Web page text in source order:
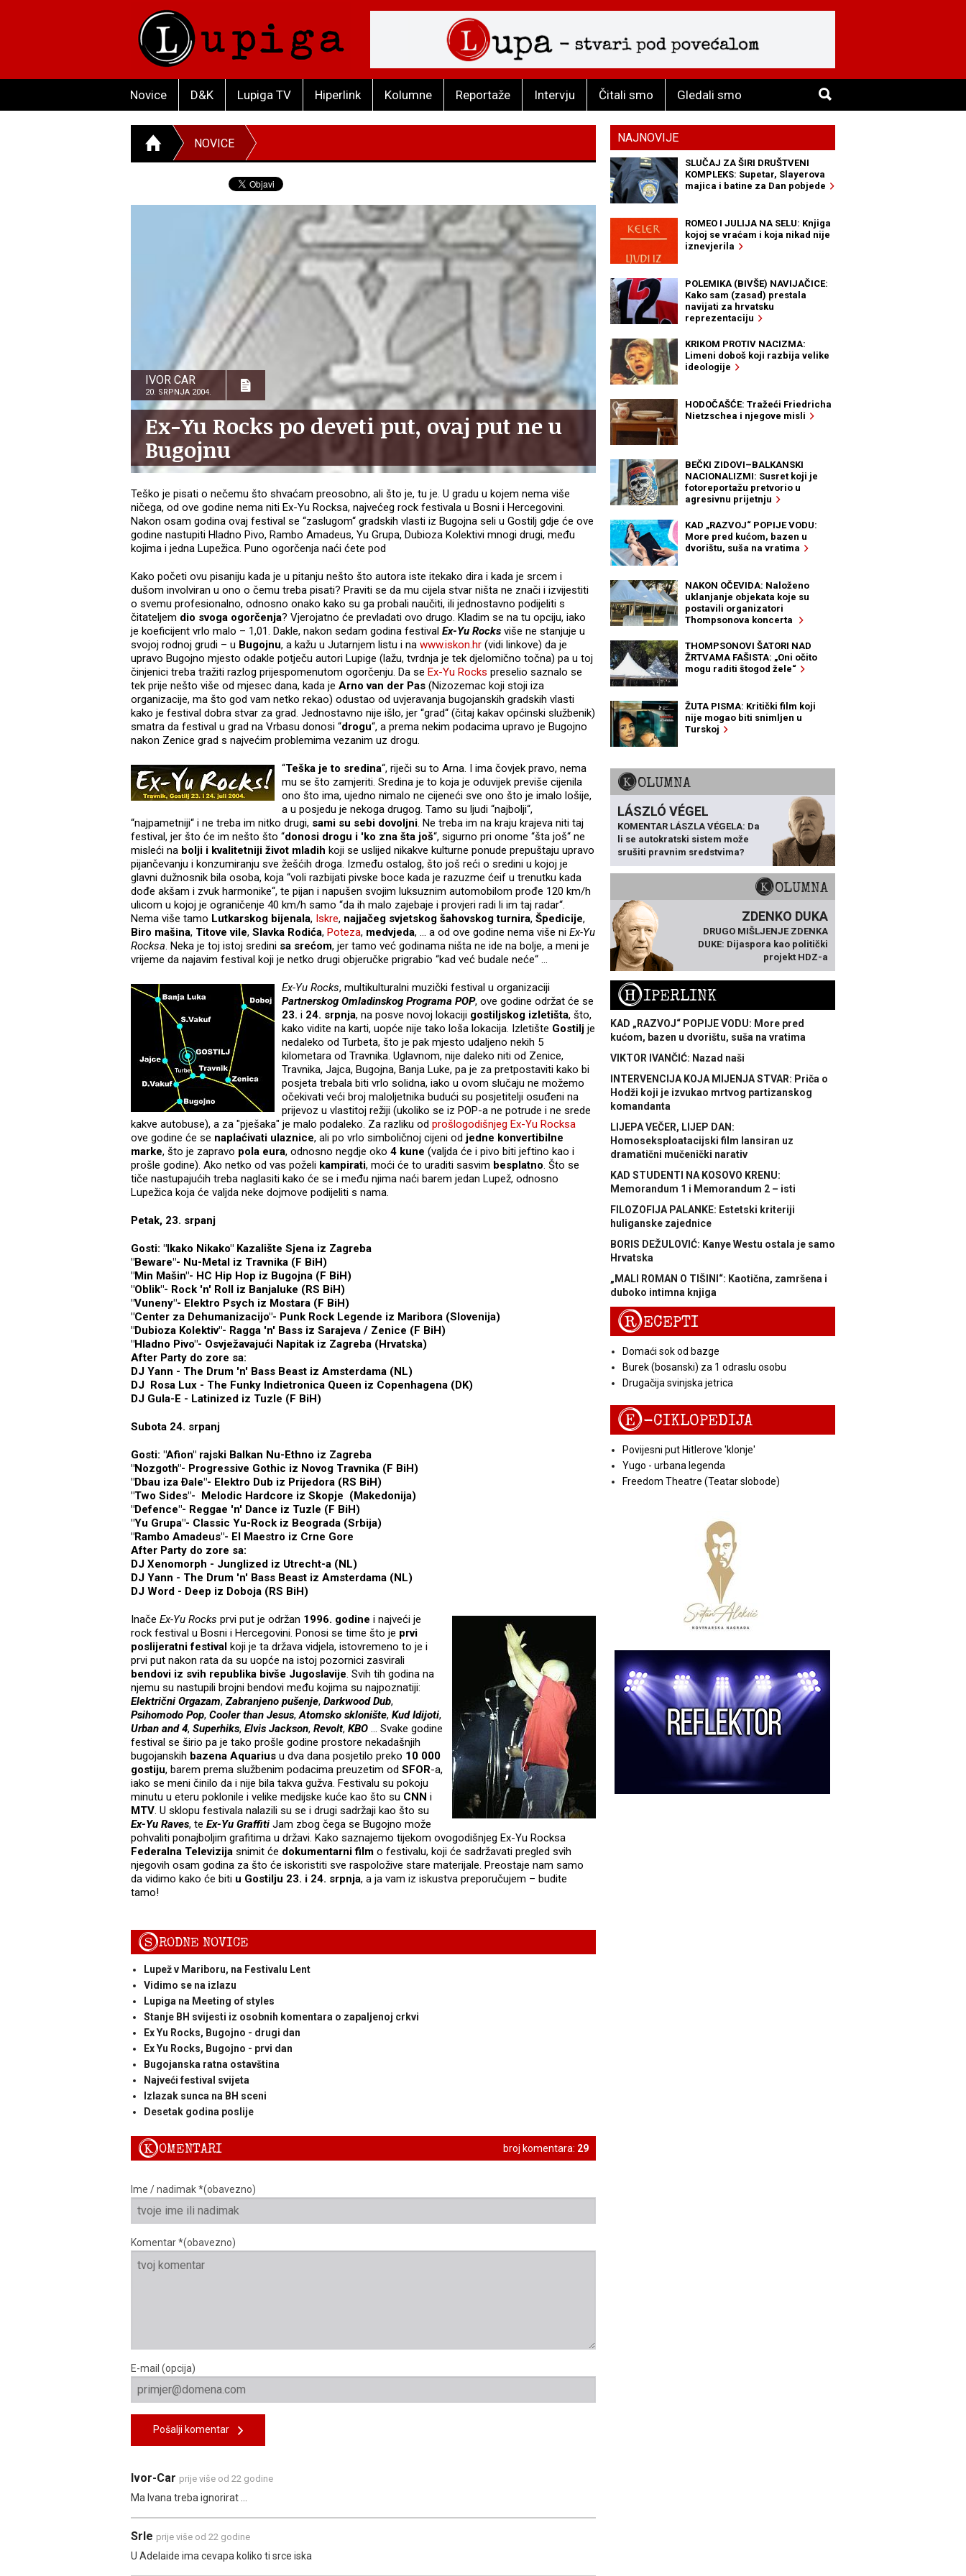
Novice D&K Lupiga TV Hiperlink Kolumne Reportaže Intervju Čitali smo Gledali smo
NOVICE
IVOR CAR
20. SRPNJA 2004.
Ex-Yu Rocks po deveti put, ovaj put ne u
Bugojnu
Teško je pisati o nečemu što shvaćam preosobno, ali što je, tu je. U gradu u kojem nema više
ničega, od ove godine nema niti Ex-Yu Rocksa, najvećeg rock festivala u Bosni i Hercegovini.
Nakon osam godina ovaj festival se “zaslugom“ gradskih vlasti iz Bugojna seli u Gostilj gdje će ove
godine nastupiti Hladno Pivo, Rambo Amadeus, Yu Grupa, Dubioza Kolektivi mnogi drugi, među
kojima i jedna Lupežica. Puno ogorčenja naći ćete pod
Kako početi ovu pisaniju kada je u pitanju nešto što autora iste itekako dira i kada je srcem i
dušom involviran u ono o čemu treba pisati? Praviti se da mu cijela stvar ništa ne znači i izvijestiti
o svemu profesionalno, odnosno onako kako su ga probali naučiti, ili jednostavno podijeliti s
čitateljem dio svoga ogorčenja? Vjerojatno će prevladati ovo drugo. Kladim se na tu opciju, iako
je koeficijent vrlo malo – 1,01. Dakle, nakon sedam godina festival Ex-Yu Rocks više ne stanjuje u
svojoj rodnoj grudi – u Bugojnu, a kažu u Jutarnjem listu i na www.iskon.hr (vidi linkove) da je
upravo Bugojno mjesto odakle potječu autori Lupige (lažu, tvrdnja je tek djelomično točna) pa u toj
činjenici treba tražiti razlog prijespomenutom ogorčenju. Da se Ex-Yu Rocks preselio saznalo se
tek prije nešto više od mjesec dana, kada je Arno van der Pas (Nizozemac koji stoji iza
organizacije, ma što god vam netko rekao) odustao od uvjeravanja bugojanskih gradskih vlasti
kako je festival dobra stvar za grad. Jednostavno nije išlo, jer “grad“ (čitaj kakav općinski službenik)
smatra da festival u grad na Vrbasu donosi “drogu“, a prema nekim podacima upravo je Bugojno
nakon Zenice grad s najvećim problemima vezanim uz drogu.
“Teška je to sredina“, riječi su to Arna. I ima čovjek pravo, nema
mu se što zamjeriti. Sredina je to koja je oduvijek previše cijenila
ono što ima, ujedno nimalo ne cijeneći sve ono što je imalo lošije,
a u posjedu je nekoga drugog. Tamo su ljudi “najbolji“,
“najpametniji“ i ne treba im nitko drugi, sami su sebi dovoljni. Ne treba im na kraju krajeva niti taj
festival, jer što će im nešto što “donosi drogu i 'ko zna šta još“, sigurno pri onome “šta još“ ne
misleći na bolji i kvalitetniji život mladih koji se uslijed nikakve kulturne ponude prepuštaju upravo
pijančevanju i konzumiranju sve žešćih droga. Između ostalog, što još reći o sredini u kojoj je
glavni dužnosnik bila osoba, koja “voli razbijati pivske boce kada je razuzme ćeif u trenutku kada
dođe akšam i zvuk harmonike“, te pijan i napušen svojim luksuznim automobilom prođe 120 km/h
ulicom u kojoj je ograničenje 40 km/h samo “da ih malo zajebaje i provjeri radi li im taj radar“.
Nema više tamo Lutkarskog bijenala, Iskre, najjačeg svjetskog šahovskog turnira, Špedicije,
Biro mašina, Titove vile, Slavka Rodića, Poteza, medvjeda, … a od ove godine nema više ni Ex-Yu
Rocksa. Neka je toj istoj sredini sa srećom, jer tamo već godinama ništa ne ide na bolje, a meni je
vrijeme da najavim festival koji je netko drugi objeručke prigrabio “kad već budale neće“ …
Ex-Yu Rocks, multikulturalni muzički festival u organizaciji
Partnerskog Omladinskog Programa POP, ove godine održat će se
23. i 24. srpnja, na posve novoj lokaciji gostiljskog izletišta, što,
kako vidite na karti, uopće nije tako loša lokacija. Izletište Gostilj je
nedaleko od Turbeta, što je pak mjesto udaljeno nekih 5
kilometara od Travnika. Uglavnom, nije daleko niti od Zenice,
Travnika, Jajca, Bugojna, Banja Luke, pa je za pretpostaviti kako bi
posjeta trebala biti vrlo solidna, iako u ovom slučaju ne možemo
očekivati veći broj maloljetnika budući su posjetitelji osuđeni na
prijevoz u vlastitoj režiji (ukoliko se iz POP-a ne potrude i ne srede
kakve autobuse), a za "pješaka" je malo podaleko. Za razliku od prošlogodišnjeg Ex-Yu Rocksa
ove godine će se naplaćivati ulaznice, ali po vrlo simboličnoj cijeni od jedne konvertibilne
marke, što je zapravo pola eura, odnosno negdje oko 4 kune (valjda će i pivo biti jeftino kao i
prošle godine). Ako netko od vas poželi kampirati, moći će to uraditi sasvim besplatno. Što se
tiče nastupajućih treba naglasiti kako će se i među njima naći barem jedan Lupež, odnosno
Lupežica koja će valjda neke dojmove podijeliti s nama.
Petak, 23. srpanj
Gosti: "Ikako Nikako" Kazalište Sjena iz Zagreba
"Beware"- Nu-Metal iz Travnika (F BiH)
"Min Mašin"- HC Hip Hop iz Bugojna (F BiH)
"Oblik"- Rock 'n' Roll iz Banjaluke (RS BiH)
"Vuneny"- Elektro Psych iz Mostara (F BiH)
"Center za Dehumanizacijo"- Punk Rock Legende iz Maribora (Slovenija)
"Dubioza Kolektiv"- Ragga 'n' Bass iz Sarajeva / Zenice (F BiH)
"Hladno Pivo"- Osvježavajući Napitak iz Zagreba (Hrvatska)
After Party do zore sa:
DJ Yann - The Drum 'n' Bass Beast iz Amsterdama (NL)
DJ Rosa Lux - The Funky Indietronica Queen iz Copenhagena (DK)
DJ Gula-E - Latinized iz Tuzle (F BiH)
Subota 24. srpanj
Gosti: "Afion" rajski Balkan Nu-Ethno iz Zagreba
"Nozgoth"- Progressive Gothic iz Novog Travnika (F BiH)
"Dbau iza Ðale"- Elektro Dub iz Prijedora (RS BiH)
"Two Sides"- Melodic Hardcore iz Skopje (Makedonija)
"Defence"- Reggae 'n' Dance iz Tuzle (F BiH)
"Yu Grupa"- Classic Yu-Rock iz Beograda (Srbija)
"Rambo Amadeus"- El Maestro iz Crne Gore
After Party do zore sa:
DJ Xenomorph - Junglized iz Utrecht-a (NL)
DJ Yann - The Drum 'n' Bass Beast iz Amsterdama (NL)
DJ Word - Deep iz Doboja (RS BiH)
Inače Ex-Yu Rocks prvi put je održan 1996. godine i najveći je
rock festival u Bosni i Hercegovini. Ponosi se time što je prvi
poslijeratni festival koji je ta država vidjela, istovremeno to je i
prvi put nakon rata da su uopće na istoj pozornici zasvirali
bendovi iz svih republika bivše Jugoslavije. Svih tih godina na
njemu su nastupili brojni bendovi među kojima su najpoznatiji:
Električni Orgazam,Zabranjeno pušenje, Darkwood Dub,
Psihomodo Pop, Cooler than Jesus,Atomsko sklonište, Kud Idijoti,
Urban and 4, Superhiks, Elvis Jackson, Revolt, KBO … Svake godine
festival se širio pa je tako prošle godine prostore nekadašnjih
bugojanskih bazena Aquarius u dva dana posjetilo preko 10 000
gostiju, barem prema službenim podacima preuzetim od SFOR-a,
iako se meni činilo da i nije bila takva gužva. Festivalu su pokoju
minutu u eteru poklonile i velike medijske kuće kao što su CNN i
MTV. U sklopu festivala nalazili su se i drugi sadržaji kao što su
Ex-Yu Raves, te Ex-Yu Graffiti Jam zbog čega se Bugojno može
pohvaliti ponajboljim grafitima u državi. Kako saznajemo tijekom ovogodišnjeg Ex-Yu Rocksa
Federalna Televizija snimit će dokumentarni film o festivalu, koji će sadržavati pregled svih
njegovih osam godina za što će iskoristiti sve raspoložive stare materijale. Preostaje nam samo
da vidimo kako će biti u Gostilju 23. i 24. srpnja, a ja vam iz iskustva preporučujem – budite
tamo!
SRODNE NOVICE
Lupež v Mariboru, na Festivalu Lent
Vidimo se na izlazu
Lupiga na Meeting of styles
Stanje BH svijesti iz osobnih komentara o zapaljenoj crkvi
Ex Yu Rocks, Bugojno - drugi dan
Ex Yu Rocks, Bugojno - prvi dan
Bugojanska ratna ostavština
Najveći festival svijeta
Izlazak sunca na BH sceni
Desetak godina poslije
broj komentara: 29
KOMENTARI
Ime / nadimak *(obavezno)
Komentar *(obavezno)
E-mail (opcija)
Pošalji komentar
Ivor-Car prije više od 22 godine
Ma Ivana treba ignorirat ...
Srle prije više od 22 godine
U Adelaide ima cevapa koliko ti srce iska
NAJNOVIJE
SLUČAJ ZA ŠIRI DRUŠTVENI
KOMPLEKS: Supetar, Slayerova
majica i batine za Dan pobjede
ROMEO I JULIJA NA SELU: Knjiga
kojoj se vraćam i koja nikad nije
iznevjerila
POLEMIKA (BIVŠE) NAVIJAČICE:
Kako sam (zasad) prestala
navijati za hrvatsku
reprezentaciju
KRIKOM PROTIV NACIZMA:
Limeni doboš koji razbija velike
ideologije
HODOČAŠĆE: Tražeći Friedricha
Nietzschea i njegove misli
BEČKI ZIDOVI–BALKANSKI
NACIONALIZMI: Susret koji je
fotoreportažu pretvorio u
agresivnu prijetnju
KAD „RAZVOJ“ POPIJE VODU:
More pred kućom, bazen u
dvorištu, suša na vratima
NAKON OČEVIDA: Naloženo
uklanjanje objekata koje su
postavili organizatori
Thompsonova koncerta
THOMPSONOVI ŠATORI NAD
ŽRTVAMA FAŠISTA: „Oni očito
mogu raditi štogod žele“
ŽUTA PISMA: Kritički film koji
nije mogao biti snimljen u
Turskoj
KOLUMNA
LÁSZLÓ VÉGEL
KOMENTAR LÁSZLA VÉGELA: Da
li se autokratski sistem može
srušiti pravnim sredstvima?
KOLUMNA
ZDENKO DUKA
DRUGO MIŠLJENJE ZDENKA
DUKE: Dijaspora kao politički
projekt HDZ-a
HIPERLINK
KAD „RAZVOJ“ POPIJE VODU: More pred
kućom, bazen u dvorištu, suša na vratima
VIKTOR IVANČIĆ: Nazad naši
INTERVENCIJA KOJA MIJENJA STVAR: Priča o
Hodži koji je izvukao mrtvog partizanskog
komandanta
LIJEPA VEČER, LIJEP DAN:
Homoseksploatacijski film lansiran uz
dramatični mučenički narativ
KAD STUDENTI NA KOSOVO KRENU:
Memorandum 1 i Memorandum 2 – isti
FILOZOFIJA PALANKE: Estetski kriteriji
huliganske zajednice
BORIS DEŽULOVIĆ: Kanye Westu ostala je samo
Hrvatska
„MALI ROMAN O TIŠINI“: Kaotična, zamršena i
duboko intimna knjiga
RECEPTI
Domaći sok od bazge
Burek (bosanski) za 1 odraslu osobu
Drugačija svinjska jetrica
E-CIKLOPEDIJA
Povijesni put Hitlerove 'klonje'
Yugo - urbana legenda
Freedom Theatre (Teatar slobode)